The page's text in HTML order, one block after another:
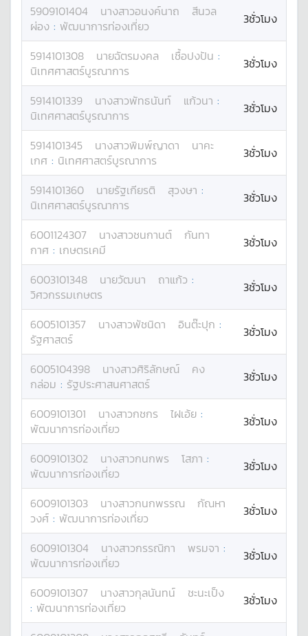
5909101404 นางสาวอนงค์นาถ
สีนวล
ผ่อง : พัฒนาการท่องเที่ยว 3ชั่วโมง
5914101308 นายฉัตรมงคล เชื้อปงปัน :
นิเทศศาสตร์บูรณาการ
3ชั่วโมง
5914101339 นางสาวพัทธนันท์ แก้วนา :
นิเทศศาสตร์บูรณาการ
3ชั่วโมง
5914101345 นางสาวพิมพ์ญาดา
นาคะ
เกศ : นิเทศศาสตร์บูรณาการ 3ชั่วโมง
5914101360 นายรัฐเกียรติ สุวงษา :
นิเทศศาสตร์บูรณาการ
3ชั่วโมง
6001124307 นางสาวชนกานต์
กันทา
กาศ : เกษตรเคมี 3ชั่วโมง
6003101348 นายวัฒนา ถาแก้ว :
วิศวกรรมเกษตร
3ชั่วโมง
6005101357 นางสาวพัชนิดา อินต๊ะปุก :
รัฐศาสตร์
3ชั่วโมง
6005104398 นางสาวศิริลักษณ์
คง
กล่อม : รัฐประศาสนศาสตร์ 3ชั่วโมง
6009101301 นางสาวกชกร ไฝเอ้ย :
พัฒนาการท่องเที่ยว
3ชั่วโมง
6009101302 นางสาวกนกพร โสภา :
พัฒนาการท่องเที่ยว
3ชั่วโมง
6009101303 นางสาวกนกพรรณ
กัณหา
วงศ์ : พัฒนาการท่องเที่ยว 3ชั่วโมง
6009101304 นางสาวกรรณิกา พรมจา :
พัฒนาการท่องเที่ยว
3ชั่วโมง
6009101307 นางสาวกุลนันทน์
ชะนะเป็ง
: พัฒนาการท่องเที่ยว 3ชั่วโมง